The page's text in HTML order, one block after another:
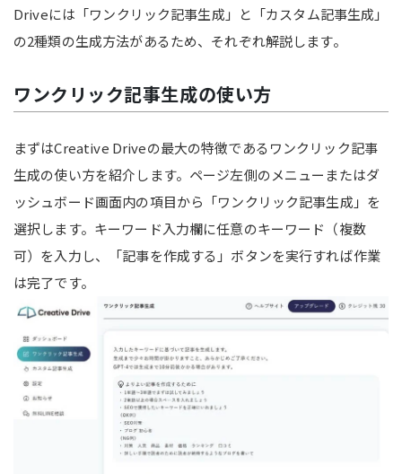
Driveには「ワンクリック記事生成」と「カスタム記事生成」
の2種類の生成方法があるため、それぞれ解説します。
ワンクリック記事生成の使い方
まずはCreative Driveの最大の特徴であるワンクリック記事
生成の使い方を紹介します。ページ左側のメニューまたはダ
ッシュボード画面内の項目から「ワンクリック記事生成」を
選択します。キーワード入力欄に任意のキーワード（複数
可）を入力し、「記事を作成する」ボタンを実行すれば作業
は完了です。